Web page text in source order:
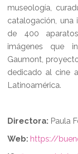
museología,
catalogación,
de 400
imágenes que
Gaumont,
dedicado al cine
Latinoamérica.
Directora: Paula
Web: https://